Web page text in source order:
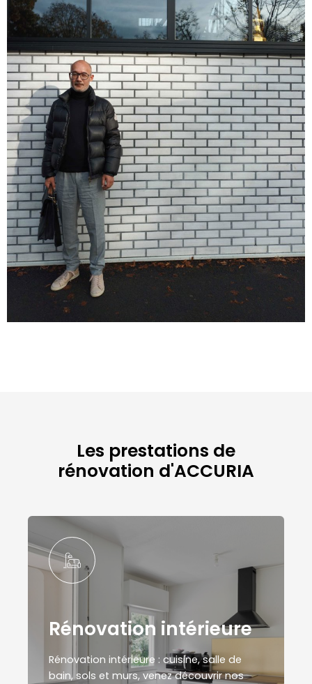
Les prestations de
rénovation d'ACCURIA
Rénovation intérieure
Rénovation intérieure : cuisine, salle de
bain, sols et murs, venez découvrir nos